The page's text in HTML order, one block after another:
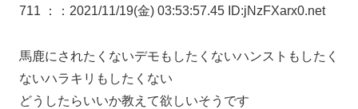
711 ： ：2021/11/19(金) 03:53:57.45 ID:jNzFXarx0.net
馬鹿にされたくないデモもしたくないハンストもしたく
ないハラキリもしたくない
どうしたらいいか教えて欲しいそうです